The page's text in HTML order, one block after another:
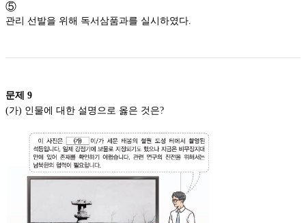
⑤
관리 선발을 위해 독서삼품과를 실시하였다.
문제 9
(가) 인물에 대한 설명으로 옳은 것은?